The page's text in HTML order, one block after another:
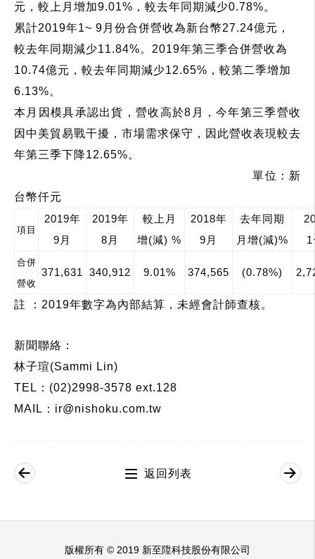
元，較上月增加9.01% ，較去年同期減少0.78%。
累計2019年1~ 9 月份合併營收為新台幣27.24億元，
較去年同期減少11.84%。 2019年第三季合併營收為
10.74億元，較去年同期減少12.65% ，較第二季增加
6.13%。
本月因模具承認出貨，營收高於8 月，今年第三季營收
因中美貿易戰干擾，市場需求保守，因此營收表現較去
年第三季下降12.65%。
單位：新
台幣仟元
項目
2019年
9 月
2019年
8 月
較上月
增(減) %
2018年
9 月
去年同期
月增(減)%
合併
營收
371,631 340,912 9.01% 374,565 (0.78%)
註 ： 2019年數字為內部結算，未經會計師查核。
新聞聯絡：
林子瑄(Sammi Lin)
TEL ： (02)2998-3578 ext.128
MAIL ： ir@nishoku.com.tw
返回列表
版權所有 © 2019 新至陞科技股份有限公司